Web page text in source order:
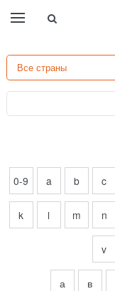
0-9 a b c
k l m n
v
а в